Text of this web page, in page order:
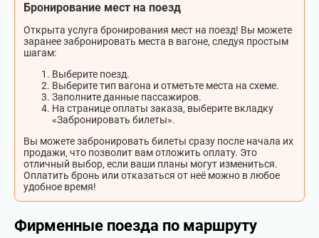
Бронирование мест на поезд
Открыта услуга бронирования мест на поезд! Вы можете
заранее забронировать места в вагоне, следуя простым
шагам:
Выберите поезд.
Выберите тип вагона и отметьте места на схеме.
Заполните данные пассажиров.
На странице оплаты заказа, выберите вкладку
«Забронировать билеты».
Вы можете забронировать билеты сразу после начала их
продажи, что позволит вам отложить оплату. Это
отличный выбор, если ваши планы могут измениться.
Оплатить бронь или отказаться от неё можно в любое
удобное время!
Фирменные поезда по маршруту